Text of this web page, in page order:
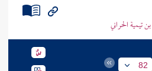
تيمية الحراني
82